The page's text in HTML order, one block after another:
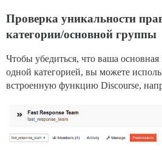
Проверка уникальности
категории/основной группы
Чтобы убедиться, что ваша основная
одной категорией, вы можете
встроенную функцию Discourse,